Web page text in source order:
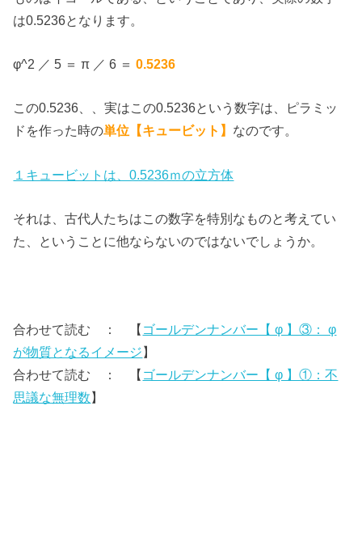
は0.5236となります。
φ^2 ／ 5 ＝ π ／ 6 ＝0.5236
この0.5236、、実はこの0.5236という数字は、ピラミッ
ドを作った時の単位【キュービット】 なのです。
１キュービットは、0.5236ｍの立方体
それは、古代人たちはこの数字を特別なものと考えてい
た、ということに他ならないのではないでしょうか。
合わせて読む ： 【 ゴールデンナンバー【 φ 】③： φ
が物質となるイメージ】
合わせて読む ： 【 ゴールデンナンバー【 φ 】①：不
思議な無理数】